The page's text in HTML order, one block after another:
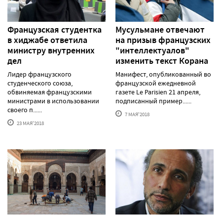
Французская студентка
в хиджабе ответила
министру внутренних
дел
Лидер французского
студенческого союза,
обвиняемая французскими
министрами в использовании
своего п......
23 МАЯ'2018
Мусульмане отвечают
на призыв французских
"интеллектуалов"
изменить текст Корана
Манифест, опубликованный во
французской ежедневной
газете Le Parisien 21 апреля,
подписанный пример......
7 МАЯ'2018